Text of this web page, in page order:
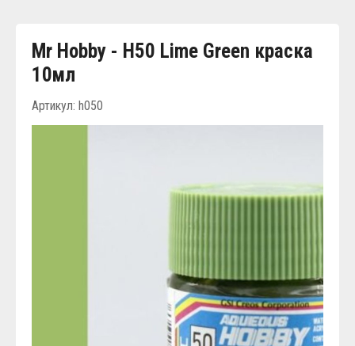
Mr Hobby - H50 Lime Green краска
10мл
Артикул: h050